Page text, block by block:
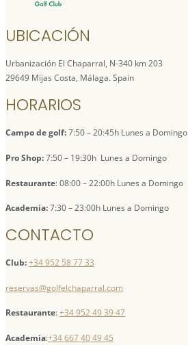
UBICACIÓN
Urbanización El Chaparral, N-340 km 203
29649 Mijas Costa, Málaga. Spain
HORARIOS
Campo de golf:7:50 – 20:45h Lunes a Domingo
Pro Shop:7:50 – 19:30h Lunes a Domingo
Restaurante: 08:00 – 22:00h Lunes a Domingo
Academia:7:30 – 23:00h Lunes a Domingo
CONTACTO
Club:+34 952 58 77 33
reservas@golfelchaparral.com
Restaurante:+34 952 49 39 47
Academia:+34 667 40 49 45